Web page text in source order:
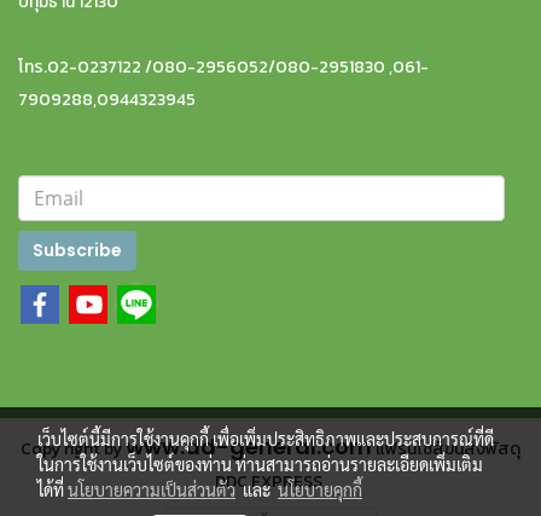
โทร.02-0237122 /080-2956052/080-2951830 ,061-
7909288,0944323945
Subscribe
Copy right bywww.dd-general.comแฟรนไชส์ขนส่งพัสดุ
DDC EXPRESS
เว็บไซต์นี้มีการใช้งานคุกกี้ เพื่อเพิ่มประสิทธิภาพและประสบการณ์ที่ดี
ในการใช้งานเว็บไซต์ของท่าน ท่านสามารถอ่านรายละเอียดเพิ่มเติม
ได้ที่นโยบายความเป็นส่วนตัวและนโยบายคุกกี้